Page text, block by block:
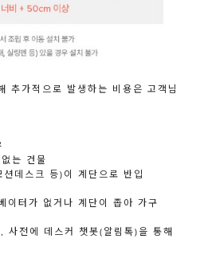
추가적으로 발생하는 비용은 고객님
는 건물
데스크 등)이 계단으로 반입
터가 없거나 계단이 좁아 가구
사전에 데스커 챗봇(알림톡)을 통해